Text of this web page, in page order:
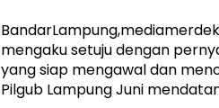
mengaku setuju dengan
yang siap mengawal dan
Pilgub Lampung Juni